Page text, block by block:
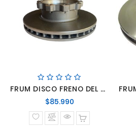
FRUM DISCO FRENO DEL Y TRAS BUS SCANIA K-124 2012-2013
$85.990Precio
normal